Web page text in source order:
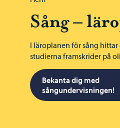
Sång –
I läroplanen för sång
studierna framskrider på
Bekanta dig med
sångundervisningen!